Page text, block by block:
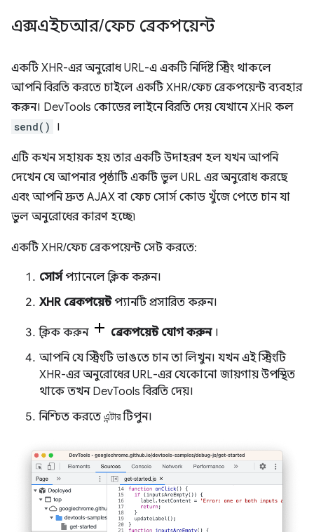
এক্সএইচআর/ফেচ ব্রেকপয়েন্ট
একটি XHR-এর অনুরোধ URL-এ একটি নির্দিষ্ট স্ট্রিং থাকলে
আপনি বিরতি করতে চাইলে একটি XHR/ফেচ ব্রেকপয়েন্ট ব্যবহার
করুন। DevTools কোডের লাইনে বিরতি দেয় যেখানে XHR কল
send() ।
এটি কখন সহায়ক হয় তার একটি উদাহরণ হল যখন আপনি
দেখেন যে আপনার পৃষ্ঠাটি একটি ভুল URL এর অনুরোধ করছে
এবং আপনি দ্রুত AJAX বা ফেচ সোর্স কোড খুঁজে পেতে চান যা
ভুল অনুরোধের কারণ হচ্ছে৷
একটি XHR/ফেচ ব্রেকপয়েন্ট সেট করতে:
সোর্সপ্যানেলে ক্লিক করুন।
XHR ব্রেকপয়েন্টপ্যানটি প্রসারিত করুন।
ক্লিক করুন ব্রেকপয়েন্ট যোগ করুন।
আপনি যে স্ট্রিংটি ভাঙতে চান তা লিখুন। যখন এই স্ট্রিংটি
XHR-এর অনুরোধের URL-এর যেকোনো জায়গায় উপস্থিত
থাকে তখন DevTools বিরতি দেয়।
নিশ্চিত করতে এন্টারটিপুন।